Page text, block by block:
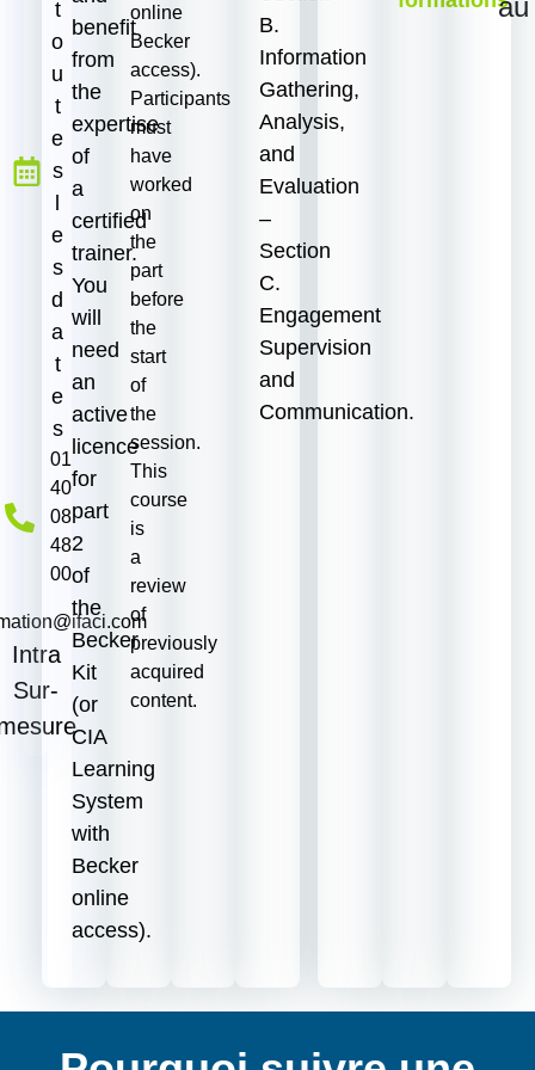
Intra
Sur-
t
o
u
t
e
s
e
s
d
a
t
e
s
‭01
40
08
48
00‬
benefit
from
the
expertise
of
a
certified
trainer.
You
will
need
an
active
licence
for
part
2
of
the
Becker
Kit
(or
CIA
Learning
System
with
Becker
online
access).
online
Becker
access).
Participants
must
have
worked
on
the
part
before
the
start
of
the
session.
This
course
is
a
review
of
previously
acquired
content.
B.
Information
Gathering,
Analysis,
and
Evaluation
–
Section
C.
Engagement
Supervision
and
Communication.